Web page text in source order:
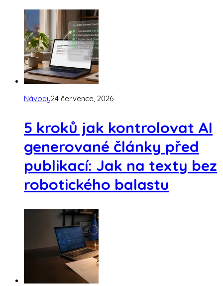
Návody24 července, 2026
5 kroků jak kontrolovat AI
generované články před
publikací: Jak na texty bez
robotického balastu